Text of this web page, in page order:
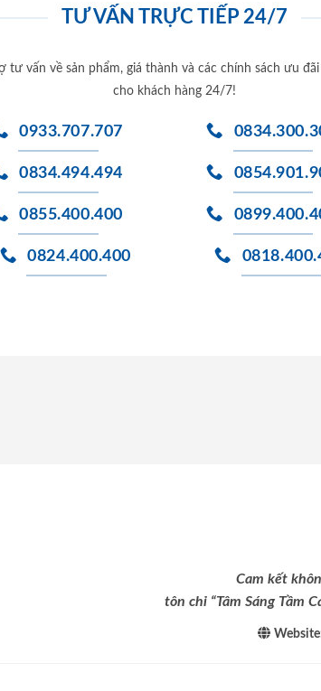
TƯ VẤN TRỰC TIẾP 24/7
tư vấn về sản phẩm, giá thành và các chính sách ưu
cho khách hàng 24/7!
0933.707.707
0834.494.494
0855.400.400
0824.400.400
Cam kết
tôn chỉ “Tâm Sáng Tầm